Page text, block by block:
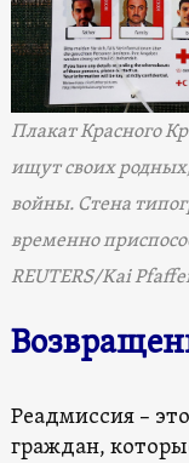
Плакат Красного
ищут своих
войны. Стена
временно
REUTERS/Kai
Реадмиссия –
граждан,